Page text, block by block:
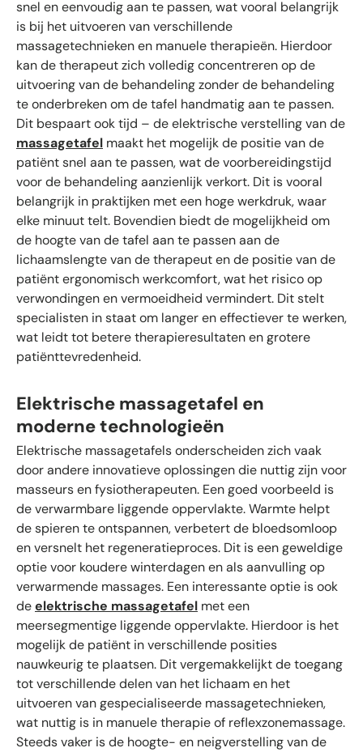
snel en eenvoudig aan te passen, wat vooral belangrijk
is bij het uitvoeren van verschillende
massagetechnieken en manuele therapieën. Hierdoor
kan de therapeut zich volledig concentreren op de
uitvoering van de behandeling zonder de behandeling
te onderbreken om de tafel handmatig aan te passen.
Dit bespaart ook tijd – de elektrische verstelling van de
massagetafel maakt het mogelijk de positie van de
patiënt snel aan te passen, wat de voorbereidingstijd
voor de behandeling aanzienlijk verkort. Dit is vooral
belangrijk in praktijken met een hoge werkdruk, waar
elke minuut telt. Bovendien biedt de mogelijkheid om
de hoogte van de tafel aan te passen aan de
lichaamslengte van de therapeut en de positie van de
patiënt ergonomisch werkcomfort, wat het risico op
verwondingen en vermoeidheid vermindert. Dit stelt
specialisten in staat om langer en effectiever te werken,
wat leidt tot betere therapieresultaten en grotere
patiënttevredenheid.
Elektrische massagetafel en
moderne technologieën
Elektrische massagetafels onderscheiden zich vaak
door andere innovatieve oplossingen die nuttig zijn voor
masseurs en fysiotherapeuten. Een goed voorbeeld is
de verwarmbare liggende oppervlakte. Warmte helpt
de spieren te ontspannen, verbetert de bloedsomloop
en versnelt het regeneratieproces. Dit is een geweldige
optie voor koudere winterdagen en als aanvulling op
verwarmende massages. Een interessante optie is ook
deelektrische massagetafel met een
meersegmentige liggende oppervlakte. Hierdoor is het
mogelijk de patiënt in verschillende posities
nauwkeurig te plaatsen. Dit vergemakkelijkt de toegang
tot verschillende delen van het lichaam en het
uitvoeren van gespecialiseerde massagetechnieken,
wat nuttig is in manuele therapie of reflexzonemassage.
Steeds vaker is de hoogte- en neigverstelling van de